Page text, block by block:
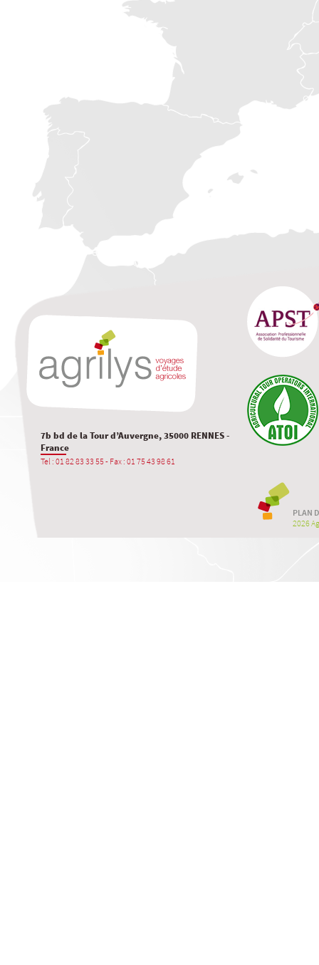
7b bd de la Tour d’Auvergne, 35000 RENNES -
France
Tel : 01 82 83 33 55 - Fax : 01 75 43 98 61
PLAN
2026